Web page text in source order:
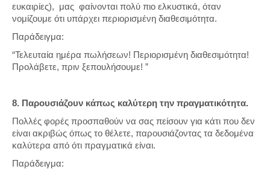
ευκαιρίες), μας φαίνονται πολύ πιο ελκυστικά, όταν
νομίζουμε ότι υπάρχει περιορισμένη διαθεσιμότητα.
Παράδειγμα:
“Τελευταία ημέρα πωλήσεων! Περιορισμένη διαθεσιμότητα!
Προλάβετε, πριν ξεπουλήσουμε! ”
8. Παρουσιάζουν κάπως καλύτερη την πραγματικότητα.
Πολλές φορές προσπαθούν να σας πείσουν για κάτι που δεν
είναι ακριβώς όπως το θέλετε, παρουσιάζοντας τα δεδομένα
καλύτερα από ότι πραγματικά είναι.
Παράδειγμα: